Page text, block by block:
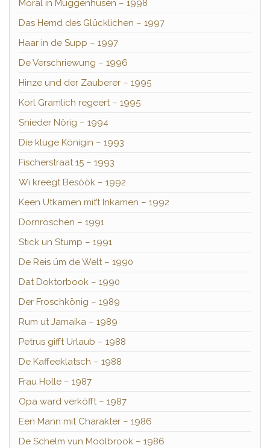
Moral in Müggenhusen – 1998
Das Hemd des Glücklichen – 1997
Haar in de Supp – 1997
De Verschriewung – 1996
Hinze und der Zauberer – 1995
Korl Gramlich regeert – 1995
Snieder Nörig – 1994
Die kluge Königin – 1993
Fischerstraat 15 – 1993
Wi kreegt Besöök – 1992
Keen Utkamen mit’t Inkamen – 1992
Dornröschen – 1991
Stick un Stump – 1991
De Reis üm de Welt – 1990
Dat Doktorbook – 1990
Der Froschkönig – 1989
Rum ut Jamaika – 1989
Petrus gifft Urlaub – 1988
De Kaffeeklatsch – 1988
Frau Holle – 1987
Opa ward verköfft – 1987
Een Mann mit Charakter – 1986
De Schelm vun Möölbrook – 1986